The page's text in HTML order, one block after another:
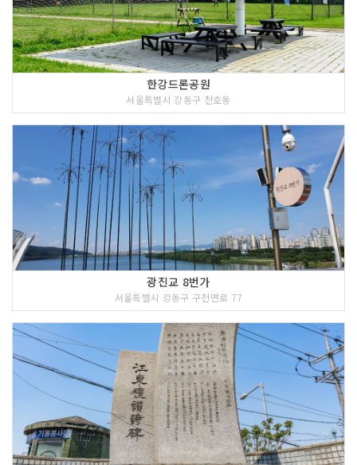
한강드론공원
서울특별시 강동구 천호동
광진교 8번가
서울특별시 강동구 구천면로 77